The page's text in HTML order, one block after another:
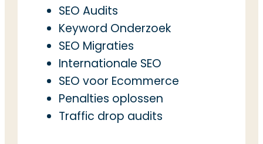
SEO Audits
Keyword Onderzoek
SEO Migraties
Internationale SEO
SEO voor Ecommerce
Penalties oplossen
Traffic drop audits